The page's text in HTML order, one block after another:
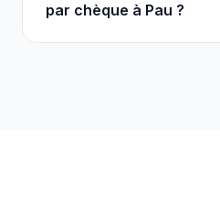
par chèque à Pau ?